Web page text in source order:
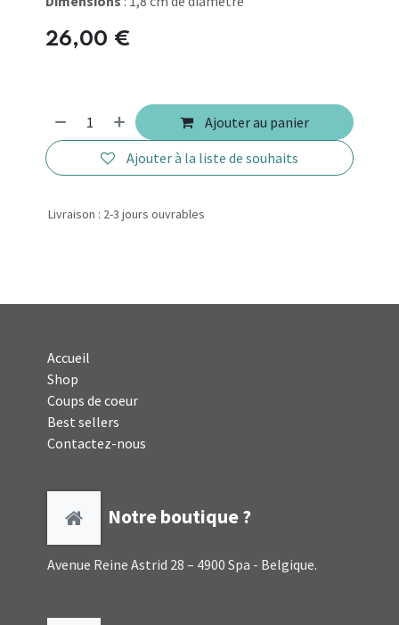
26,00 €
Ajouter au panier
Ajouter à la liste de souhaits
Livraison : 2-3 jours ouvrables
Accueil
Shop
Coups de coeur
Best sellers
Contactez-nous
Notre boutique ?
Avenue Reine Astrid 28 – 4900 Spa - Belgique.